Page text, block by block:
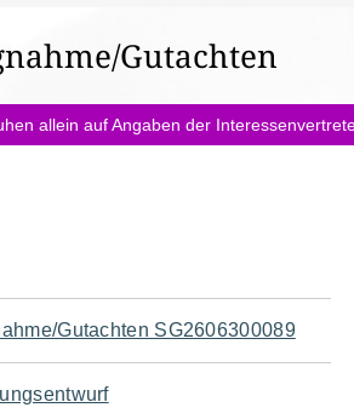
Gutachten
allein auf Angaben der
Gutachten SG2606300089